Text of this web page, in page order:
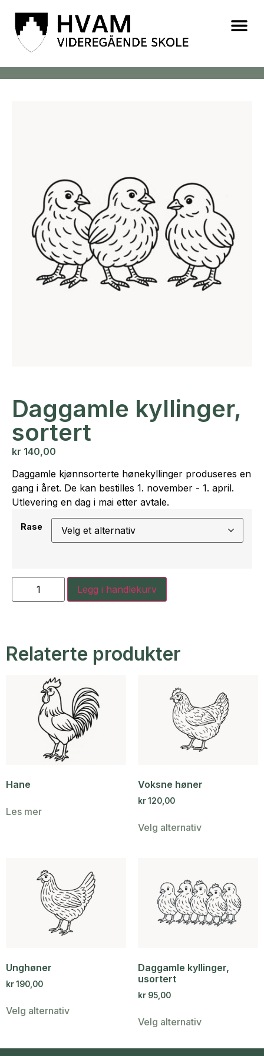
Daggamle kyllinger,
sortert
kr 140,00
Daggamle kjønnsorterte hønekyllinger produseres en
gang i året. De kan bestilles 1. november - 1. april.
Utlevering en dag i mai etter avtale.
Rase
Legg i handlekurv
Relaterte produkter
Hane
Les mer
Voksne høner
kr120,00
Velg alternativ
Unghøner
kr190,00
Velg alternativ
Daggamle kyllinger,
usortert
kr 95,00
Velg alternativ